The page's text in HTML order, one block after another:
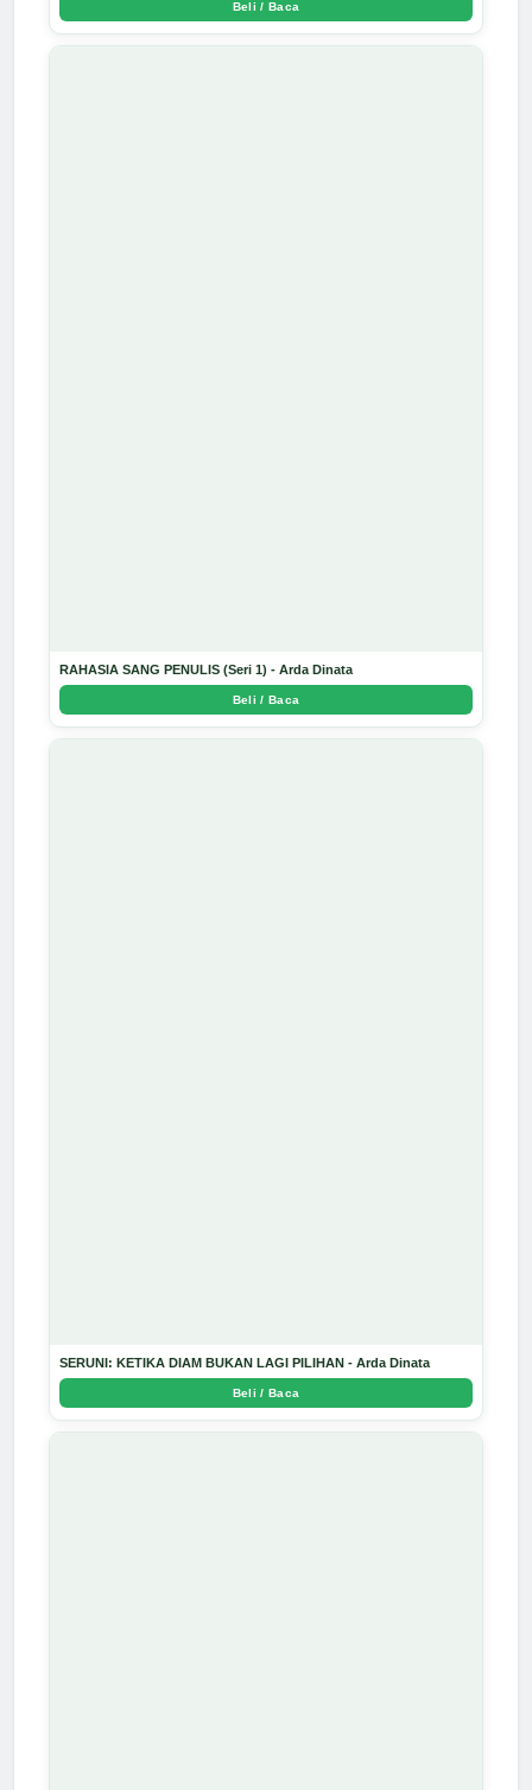
Beli / Baca
RAHASIA SANG PENULIS (Seri 1) - Arda Dinata
Beli / Baca
SERUNI: KETIKA DIAM BUKAN LAGI PILIHAN - Arda Dinata
Beli / Baca